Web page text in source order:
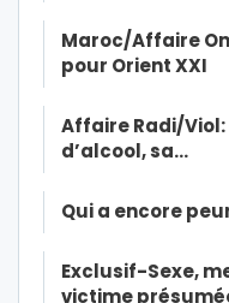
Maroc/Affaire
pour Orient XXI
Affaire Radi/Viol:
d’alcool, sa…
Qui a encore
Exclusif-Sexe,
victime